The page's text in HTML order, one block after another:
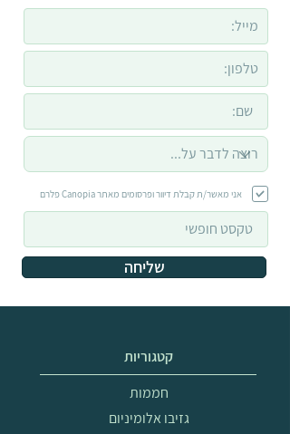
אני מאשר/ת קבלת דיוור ופרסומים מאתר Canopia פלרם
שליחה
קטגוריות
חממות
גזיבו אלומיניום